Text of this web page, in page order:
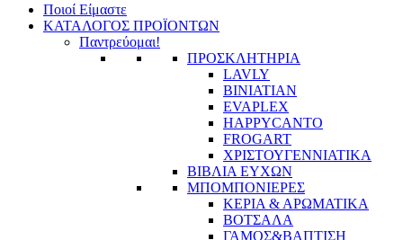
Ποιοί Είμαστε
ΚΑΤΑΛΟΓΟΣ ΠΡΟΪΟΝΤΩΝ
Παντρεύομαι!
ΠΡΟΣΚΛΗΤΗΡΙΑ
LAVLY
BINIATIAN
EVAPLEX
HAPPYCANTO
FROGART
ΧΡΙΣΤΟΥΓΕΝΝΙΑΤΙΚΑ
ΒΙΒΛΙΑ ΕΥΧΩΝ
ΜΠΟΜΠΟΝΙΕΡΕΣ
ΚΕΡΙΑ & ΑΡΩΜΑΤΙΚΑ
ΒΟΤΣΑΛΑ
ΓΑΜΟΣ&ΒΑΠΤΙΣΗ